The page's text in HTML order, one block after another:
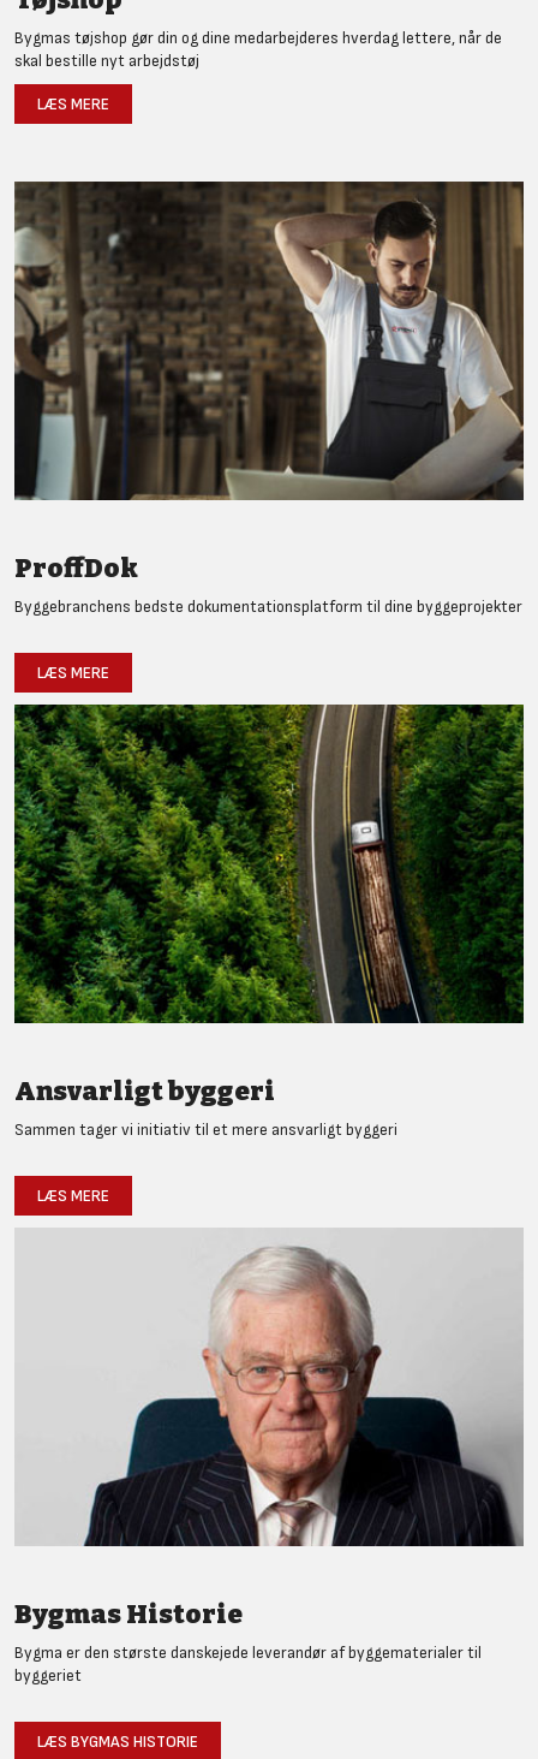
Bygmas tøjshop gør din og dine medarbejderes hverdag lettere, når de
skal bestille nyt arbejdstøj
LÆS MERE
ProffDok
Byggebranchens bedste dokumentationsplatform til dine byggeprojekter
LÆS MERE
Ansvarligt byggeri
Sammen tager vi initiativ til et mere ansvarligt byggeri
LÆS MERE
Bygmas Historie
Bygma er den største danskejede leverandør af byggematerialer til
byggeriet
LÆS BYGMAS HISTORIE